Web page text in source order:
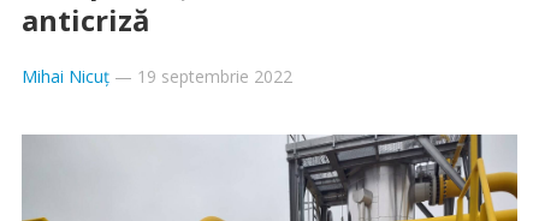
anticriză
Mihai Nicuț— 19 septembrie 2022